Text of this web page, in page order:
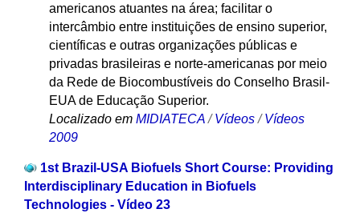
americanos atuantes na área; facilitar o
intercâmbio entre instituições de ensino superior,
científicas e outras organizações públicas e
privadas brasileiras e norte-americanas por meio
da Rede de Biocombustíveis do Conselho Brasil-
EUA de Educação Superior.
Localizado em MIDIATECA /Vídeos /Vídeos
2009
1st Brazil-USA Biofuels Short Course: Providing
Interdisciplinary Education in Biofuels
Technologies - Vídeo 23